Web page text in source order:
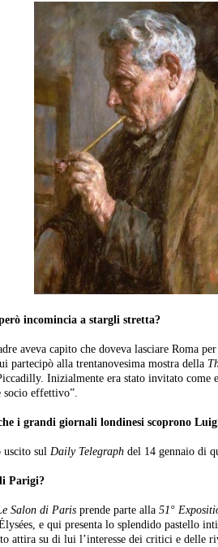
incomincia a stargli stretta?
aveva capito che doveva lasciare Roma
partecipò alla trentanovesima mostra della
Inizialmente era stato invitato come
socio effettivo”.
i grandi giornali londinesi scoprono
uscito sul Daily Telegraph del 14 gennaio di
Parigi?
Salon di Paris prende parte alla 51°
e qui presenta lo splendido pastello
attira su di lui l’interesse dei critici e delle